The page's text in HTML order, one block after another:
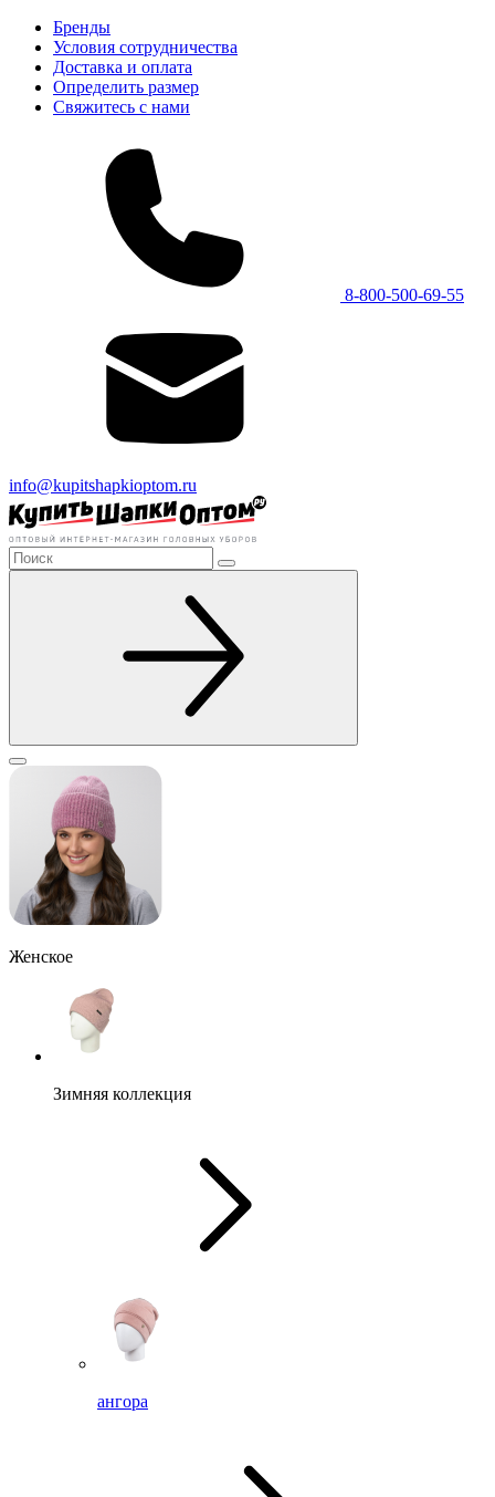
Бренды
Условия сотрудничества
Доставка и оплата
Определить размер
Свяжитесь с нами
8-800-500-69-55
info@kupitshapkioptom.ru
Женское
Зимняя коллекция
ангора